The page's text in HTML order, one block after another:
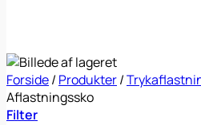
Forside/ Produkter/
Aflastningssko
Filter